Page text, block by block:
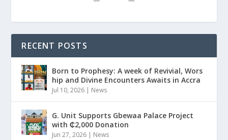
RECENT POSTS
Born to Prophesy: A week of Revivial, Wors
hip and Divine Encounters Awaits in Accra
Jul 10, 2026 | News
G. Unit Supports Gbewaa Palace Project
with ₵2,000 Donation
Jun 27, 2026 | News